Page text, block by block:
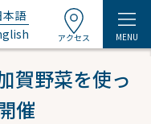
本語
アクセス MENU
賀野菜を使っ
催